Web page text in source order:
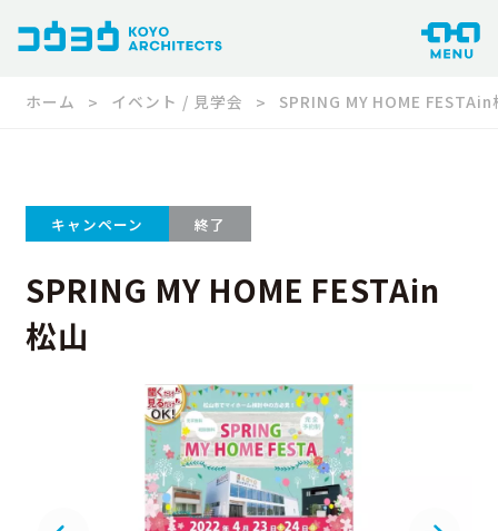
ホーム イベント / 見学会 SPRING MY HOME FESTAin
キャンペーン 終了
SPRING MY HOME FESTAin
松山